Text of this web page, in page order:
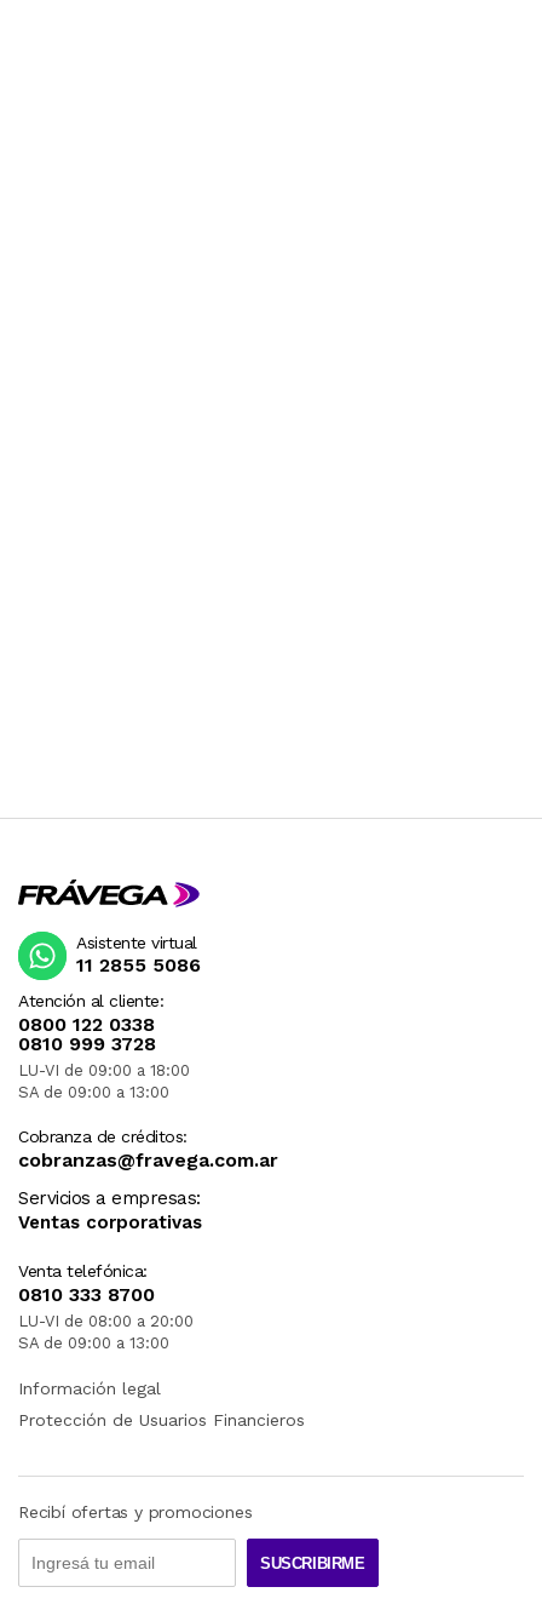
Atención al cliente:
0800 122 0338
0810 999 3728
LU-VI de 09:00 a 18:00
SA de 09:00 a 13:00
Cobranza de créditos:
cobranzas@fravega.com.ar
Servicios a empresas:
Ventas corporativas
Venta telefónica:
0810 333 8700
LU-VI de 08:00 a 20:00
SA de 09:00 a 13:00
Asistente virtual
11 2855 5086
Información legal
Protección de Usuarios Financieros
Recibí ofertas y promociones
SUSCRIBIRME